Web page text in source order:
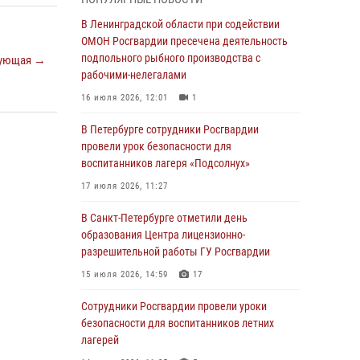
→
Петербургские росгвардейцы обнаружили
объявленный в розыск автомобиль, ранее
использовавшийся при совершении кражи в
В Зеленогорске сотрудники Росгвардии, став
очевидцами серьезного ДТП, вызвали на
пострадавшим
03 августа 2026, 14:15 3 1
Росгвардейцы приняли участие в Большом
03 августа 2026, 13:26 5
В Ленинградской области сотрудники
Росгвардии обнаружили пропавшего
В Ленинградской области при содействии
ОМОН Росгвардии пресечена деятельность
подпольного рыбного производства с
рабочими-нелегалами
16 июля 2026, 12:01 1
В Петербурге сотрудники Росгвардии
провели урок безопасности для
воспитанников лагеря «Подсолнух»
17 июля 2026, 11:27
В Санкт-Петербурге отметили день
образования Центра лицензионно-
разрешительной работы ГУ Росгвардии
15 июля 2026, 14:59 17
Сотрудники Росгвардии провели уроки
безопасности для воспитанников летних
лагерей